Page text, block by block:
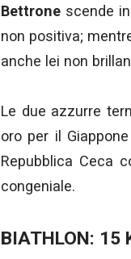
Bettrone scende
non positiva;
anche lei non
Le due azzurre
oro per il
Repubblica Ceca
congeniale.
BIATHLON: 15